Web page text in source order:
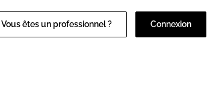
Vous êtes un professionnel ? Connexion